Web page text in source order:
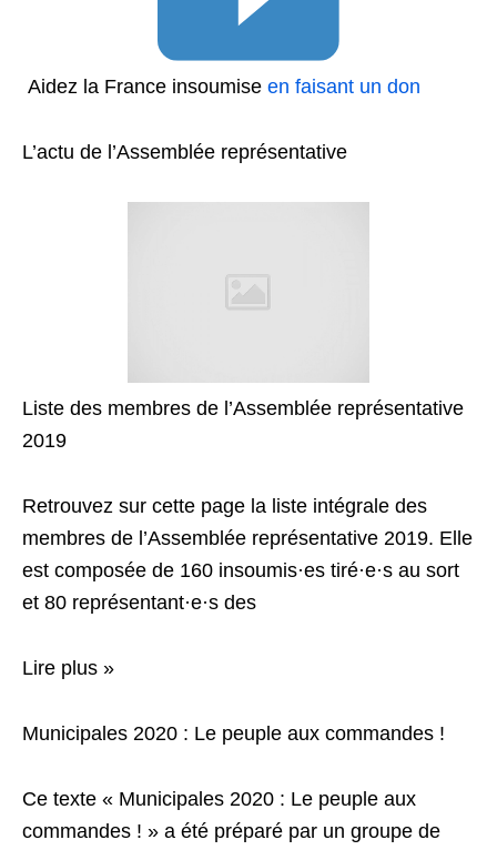
Aidez la France insoumise en faisant un don
L’actu de l’Assemblée représentative
Liste des membres de l’Assemblée représentative
2019
Retrouvez sur cette page la liste intégrale des
membres de l’Assemblée représentative 2019. Elle
est composée de 160 insoumis·es tiré·e·s au sort
et 80 représentant·e·s des
Lire plus »
Municipales 2020 : Le peuple aux commandes !
Ce texte « Municipales 2020 : Le peuple aux
commandes ! » a été préparé par un groupe de